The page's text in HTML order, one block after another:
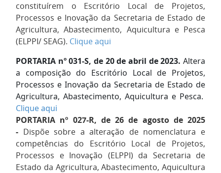
constituírem o Escritório Local de Projetos,
Processos e Inovação da Secretaria de Estado de
Agricultura, Abastecimento, Aquicultura e Pesca
(ELPPI/ SEAG). Clique aqui
PORTARIA nº 031-S, de 20 de abril de 2023. Altera
a composição do Escritório Local de Projetos,
Processos e Inovação da Secretaria de Estado de
Agricultura, Abastecimento, Aquicultura e Pesca.
Clique aqui
PORTARIA nº 027-R, de 26 de agosto de 2025
- Dispõe sobre a alteração de nomenclatura e
competências do Escritório Local de Projetos,
Processos e Inovação (ELPPI) da Secretaria de
Estado da Agricultura, Abastecimento, Aquicultura